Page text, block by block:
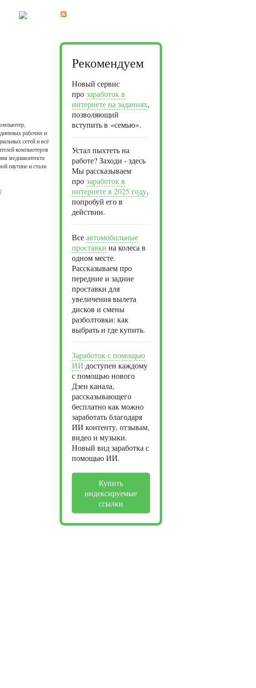
рабочих и
сетей и всё
компьютеров
медиаконтекта
паутине и стали
Рекомендуем
Новый сервис
про заработок в
интернете на заданиях,
позволяющий
вступить в «семью».
Устал пыхтеть на
работе? Заходи - здесь
Мы рассказываем
про заработок в
интернете в 2025 году,
попробуй его в
действии.
Всеавтомобильные
проставки на колеса в
одном месте.
Рассказываем про
передние и задние
проставки для
увеличения вылета
дисков и смены
разболтовки: как
выбрать и где купить.
Заработок с помощью
ИИ доступен каждому
с помощью нового
Дзен канала,
рассказывающего
бесплатно как можно
заработать благодаря
ИИ контенту, отзывам,
видео и музыки.
Новый вид заработка с
помощью ИИ.
Купить
индексируемые
ссылки